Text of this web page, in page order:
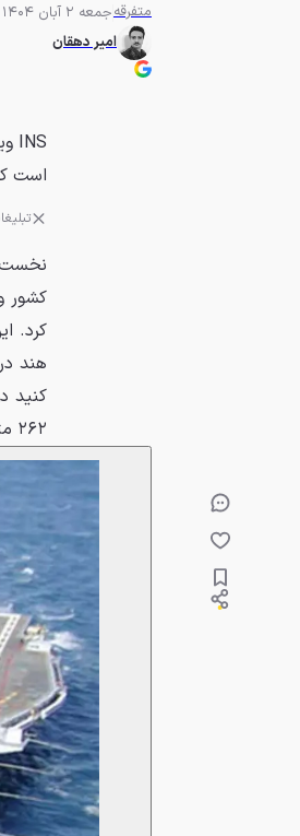
متفرقهجمعه 2 آبان 1404 - 10:00
امیر دهقان
است
کرد.
هند
۲۶۲ متر طول و ۶۲ متر عرض، سازه‌ای عظیم با ارتفاعی معادل یک ساختمان ۱۸ طبقه است.